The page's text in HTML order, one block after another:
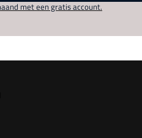
met een gratis account.